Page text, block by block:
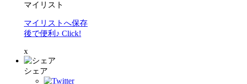
マイリスト
マイリストへ保存
後で便利♪ Click!
x
シェア